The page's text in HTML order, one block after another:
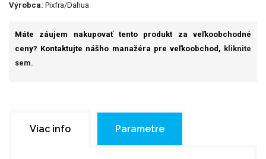
Výrobca: Pixfra/Dahua
Máte záujem nakupovať tento produkt za veľkoobchodné
ceny? Kontaktujte nášho manažéra pre veľkoobchod, kliknite
sem.
Viac info Parametre